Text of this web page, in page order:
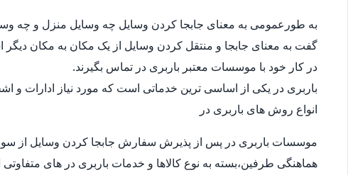
به طورعمومی به معنای جابجا کردن وسایل چه وسایل منزل و چه
گفت به معنای جابجا و منتقل کردن وسایل از یک مکان به مکان
در کار خود با موسسات معتبر باربری در تماس بگیرند.
باربری در یکی از اساسی ترین خدماتی است که مورد نیاز ادارات و
انواع روش های باربری در
موسسات باربری در پس از پذیرش سفارش جابجا کردن وسایل از
هماهنگی طرفین،بسته به نوع کالاها و خدمات باربری در های